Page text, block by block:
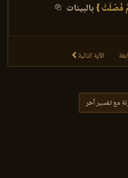
فُصّلَتْ }بالبينات
الآية التالية
مع تفسير آخر